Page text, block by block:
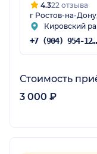
4.322 отзыва
г Ростов-на-
Кировский
+7 (904) 954-12-89
Стоимость
3 000 ₽